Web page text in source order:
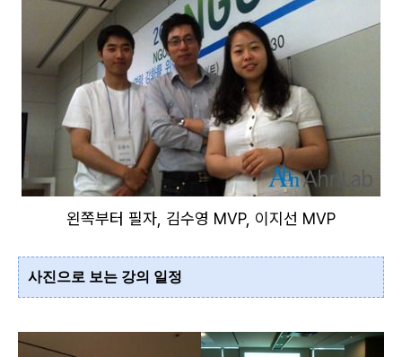
왼쪽부터 필자, 김수영 MVP, 이지선 MVP
사진으로 보는 강의 일정